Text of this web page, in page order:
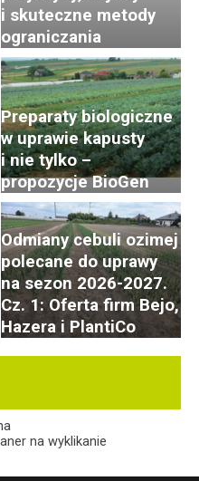
i skuteczne metody
ograniczania
Preparaty biologiczne
w uprawie kapusty
i nie tylko –
propozycje BioGen
Odmiany cebuli ozimej
polecane do uprawy
na sezon 2026-2027.
Cz. 1: Oferta firm Bejo,
Hazera i PlantiCo